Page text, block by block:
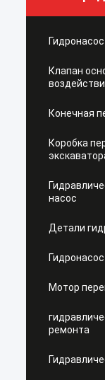
Клапан
Конечная
Коробка
насос
Детали
Мотор
ремонта